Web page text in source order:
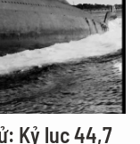
Kỷ lục 44,7